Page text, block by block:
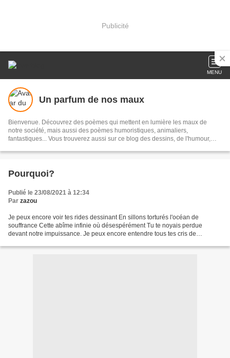
Publicité
MENU
Un parfum de nos maux
Bienvenue. Découvrez des poèmes qui mettent en lumière les maux de
notre société, mais aussi des poèmes humoristiques, animaliers,
fantastiques... Vous trouverez aussi sur ce blog des dessins, de l'humour,
Pourquoi?
Publié le 23/08/2021 à 12:34
Par zazou
Je peux encore voir tes rides dessinant En sillons torturés l'océan de
souffrance Cette abîme infinie où désespérément Tu te noyais perdue
devant notre impuissance. Je peux encore entendre tous tes cris de